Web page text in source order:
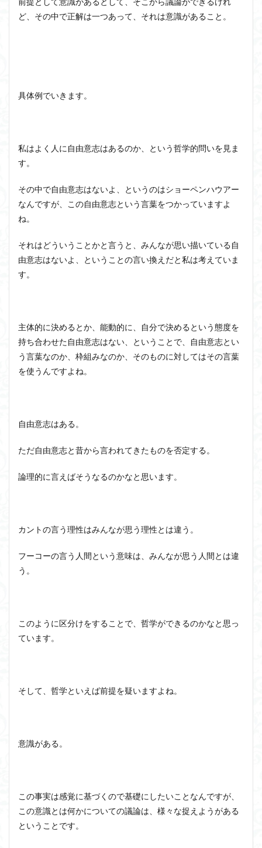
ど、その中で正解は一つあって、それは意識があること。
具体例でいきます。
私はよく人に自由意志はあるのか、という哲学的問いを見ま
す。
その中で自由意志はないよ、というのはショーペンハウアー
なんですが、この自由意志という言葉をつかっていますよ
ね。
それはどういうことかと言うと、みんなが思い描いている自
由意志はないよ、ということの言い換えだと私は考えていま
す。
主体的に決めるとか、能動的に、自分で決めるという態度を
持ち合わせた自由意志はない、ということで、自由意志とい
う言葉なのか、枠組みなのか、そのものに対してはその言葉
を使うんですよね。
自由意志はある。
ただ自由意志と昔から言われてきたものを否定する。
論理的に言えばそうなるのかなと思います。
カントの言う理性はみんなが思う理性とは違う。
フーコーの言う人間という意味は、みんなが思う人間とは違
う。
このように区分けをすることで、哲学ができるのかなと思っ
ています。
そして、哲学といえば前提を疑いますよね。
意識がある。
この事実は感覚に基づくので基礎にしたいことなんですが、
この意識とは何かについての議論は、様々な捉えようがある
ということです。